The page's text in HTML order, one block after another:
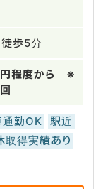
歩5分
程度から ※
通勤OK
駅近
取得実績あり